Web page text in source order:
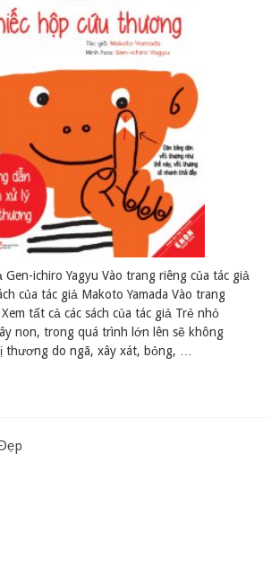
ichiro Yagyu Vào trang riêng của tác giả
của tác giả Makoto Yamada Vào trang
tất cả các sách của tác giả Trẻ nhỏ
non, trong quá trình lớn lên sẽ không
thương do ngã, xây xát, bỏng, …